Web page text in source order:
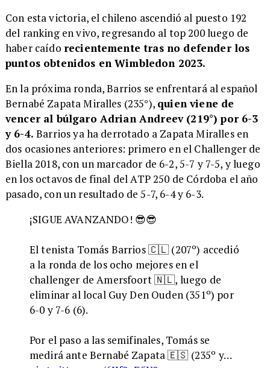
Con esta victoria, el chileno ascendió al puesto 192
del ranking en vivo, regresando al top 200 luego de
haber caído recientemente tras no defender los
puntos obtenidos en Wimbledon 2023.
En la próxima ronda, Barrios se enfrentará al español
Bernabé Zapata Miralles (235°), quien viene de
vencer al búlgaro Adrian Andreev (219°) por 6-3
y 6-4.Barrios ya ha derrotado a Zapata Miralles en
dos ocasiones anteriores: primero en el Challenger de
Biella 2018, con un marcador de 6-2, 5-7 y 7-5, y luego
en los octavos de final del ATP 250 de Córdoba el año
pasado, con un resultado de 5-7, 6-4 y 6-3.
¡SIGUE AVANZANDO! 😎😎
El tenista Tomás Barrios 🇨🇱 (207º) accedió
a la ronda de los ocho mejores en el
challenger de Amersfoort 🇳🇱, luego de
eliminar al local Guy Den Ouden (351º) por
6-0 y 7-6 (6).
Por el paso a las semifinales, Tomás se
medirá ante Bernabé Zapata 🇪🇸 (235º y…